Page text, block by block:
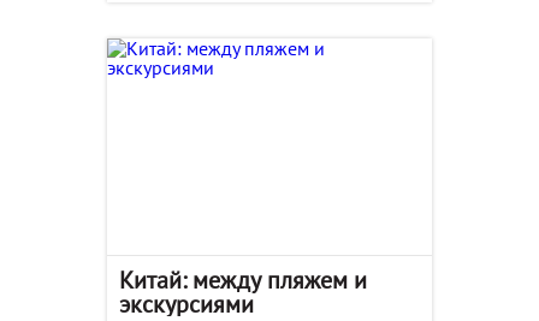
Китай: между пляжем и
экскурсиями